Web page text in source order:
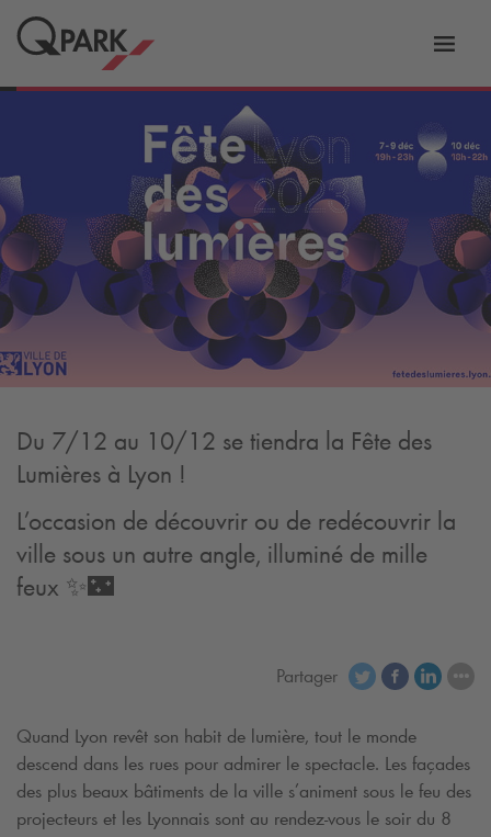
vers
Du 7/12 au 10/12 se tiendra la Fête des
Lumières à Lyon !
L’occasion de découvrir ou de redécouvrir la
ville sous un autre angle, illuminé de mille
feux ✨🌃
Partager
Quand Lyon revêt son habit de lumière, tout le monde
descend dans les rues pour admirer le spectacle. Les façades
des plus beaux bâtiments de la ville s’animent sous le feu des
projecteurs et les Lyonnais sont au rendez-vous le soir du 8